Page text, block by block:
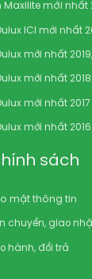
mới nhất
ICI mới nhất
mới nhất
mới nhất 2018
mới nhất 2017
mới nhất 2016
sách
mật thông tin
chuyển, giao
hành, đổi trả